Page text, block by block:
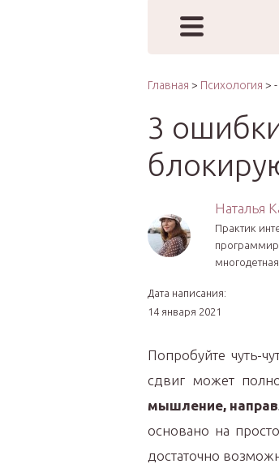
Главная > Психология > -
3
Наталья
Практик
Дата написания:
14 января 2021
Попробуйте чуть-
сдвиг может
мышление,
основано на
достаточно